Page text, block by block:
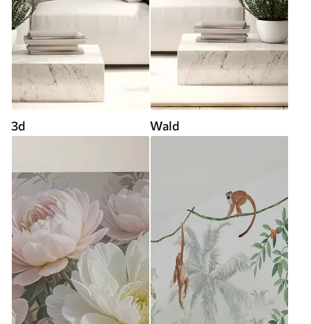
3d Wald